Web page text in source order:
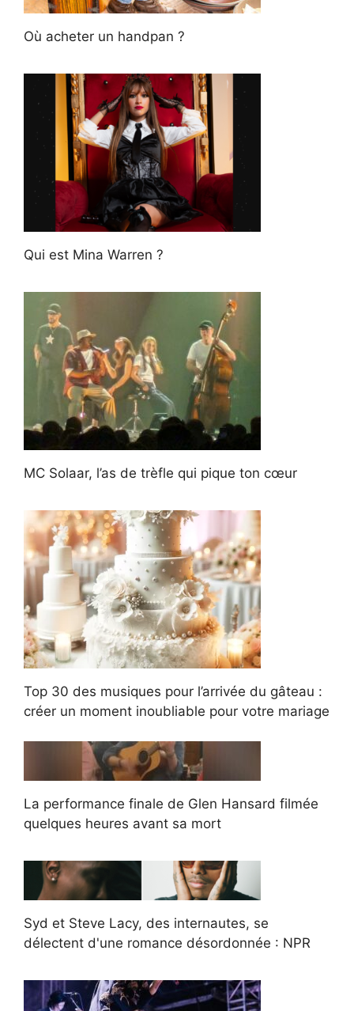
Où acheter un handpan ?
Qui est Mina Warren ?
MC Solaar, l’as de trèfle qui pique ton cœur
Top 30 des musiques pour l’arrivée du gâteau :
créer un moment inoubliable pour votre mariage
La performance finale de Glen Hansard filmée
quelques heures avant sa mort
Syd et Steve Lacy, des internautes, se
délectent d'une romance désordonnée : NPR